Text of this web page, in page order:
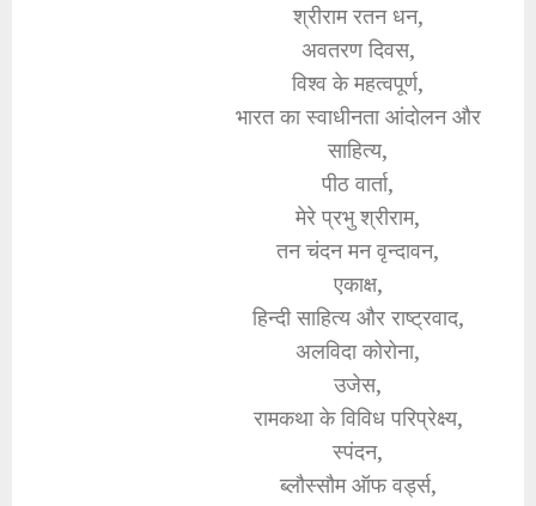
श्रीराम रतन धन,
अवतरण दिवस,
विश्व के महत्वपूर्ण,
भारत का स्वाधीनता आंदोलन और
साहित्य,
पीठ वार्ता,
मेरे प्रभु श्रीराम,
तन चंदन मन वृन्दावन,
एकाक्ष,
हिन्दी साहित्य और राष्ट्रवाद,
अलविदा कोरोना,
उजेस,
रामकथा के विविध परिप्रेक्ष्य,
स्पंदन,
ब्लौस्सौम ऑफ वर्ड्स,